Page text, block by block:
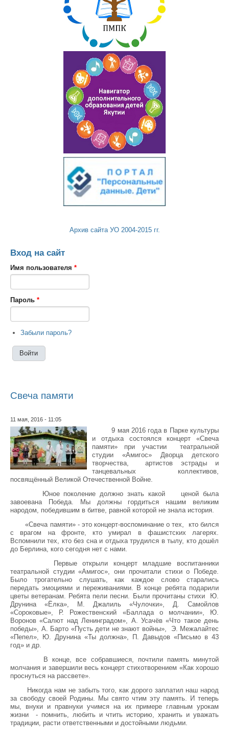
Архив сайта УО 2004-2015 гг.
Вход на сайт
Имя пользователя *
Пароль *
Забыли пароль?
Свеча памяти
11 мая, 2016 - 11:05
9 мая 2016 года в Парке культуры
и отдыха состоялся концерт «Свеча
памяти» при участии театральной
студии «Амигос» Дворца детского
творчества, артистов эстрады и
танцевальных коллективов,
посвящённый Великой Отечественной Войне.
Юное поколение должно знать какой ценой была
завоевана Победа. Мы должны гордиться нашим великим
народом, победившим в битве, равной которой не знала история.
«Свеча памяти» - это концерт-воспоминание о тех, кто бился
с врагом на фронте, кто умирал в фашистских лагерях.
Вспомнили тех, кто без сна и отдыха трудился в тылу, кто дошёл
до Берлина, кого сегодня нет с нами.
Первые открыли концерт младшие воспитанники
театральной студии «Амигос», они прочитали стихи о Победе.
Было трогательно слушать, как каждое слово старались
передать эмоциями и переживаниями. В конце ребята подарили
цветы ветеранам. Ребята пели песни. Были прочитаны стихи Ю.
Друнина «Ёлка», М. Джалиль «Чулочки», Д. Самойлов
«Сороковые», Р. Рожественский «Баллада о молчании», Ю.
Воронов «Салют над Ленинградом», А. Усачёв «Что такое день
победы», А. Барто «Пусть дети не знают войны», Э. Межалайтес
«Пепел», Ю. Друнина «Ты должна», П. Давыдов «Письмо в 43
год» и др.
В конце, все собравшиеся, почтили память минутой
молчания и завершили весь концерт стихотворением «Как хорошо
проснуться на рассвете».
Никогда нам не забыть того, как дорого заплатил наш народ
за свободу своей Родины. Мы свято чтим эту память. И теперь
мы, внуки и правнуки учимся на их примере главным урокам
жизни - помнить, любить и чтить историю, хранить и уважать
традиции, расти ответственными и достойными людьми.